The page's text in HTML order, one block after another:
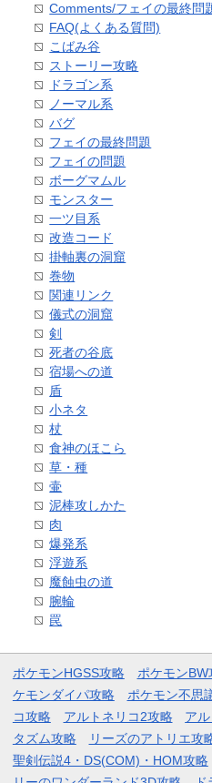
Comments/フェイの最終問
FAQ(よくある質問)
こばみ谷
ストーリー攻略
ドラゴン系
ノーマル系
バグ
フェイの最終問題
フェイの問題
ボーグマムル
モンスター
一ツ目系
改造コード
掛軸裏の洞窟
巻物
関連リンク
儀式の洞窟
剣
死者の谷底
宿場への道
盾
小ネタ
杖
食神のほこら
草・種
壷
泥棒攻しかた
肉
爆発系
浮遊系
魔蝕虫の道
腕輪
罠
ポケモンHGSS攻略 ポケモンBW
ケモンダイパ攻略
ポケモン不思
コ攻略
アルトネリコ2攻略 ア
タズム攻略
リーズのアトリエ攻
聖剣伝説4・DS(COM)・HOM攻略